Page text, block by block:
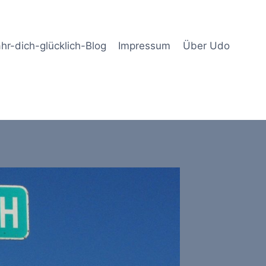
dich-glücklich-Blog Impressum Über Udo